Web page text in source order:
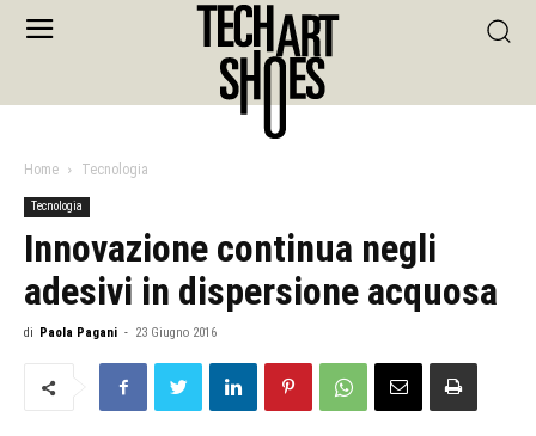
Home Tecnologia
Tecnologia
Innovazione continua negli
adesivi in dispersione acquosa
di Paola Pagani - 23 Giugno 2016